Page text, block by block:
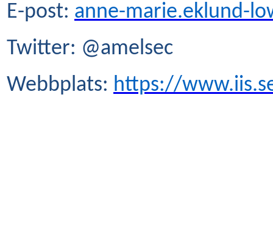
E-post: anne-marie.eklund-
Twitter: @amelsec
Webbplats: https://